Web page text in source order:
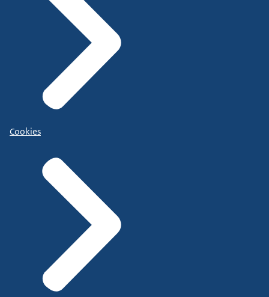
Cookies